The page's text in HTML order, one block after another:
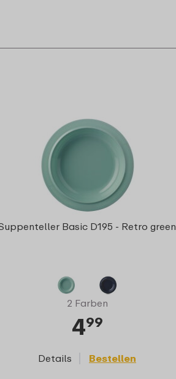
Basic D195 - Retro green
2 Farben
499
Details Bestellen